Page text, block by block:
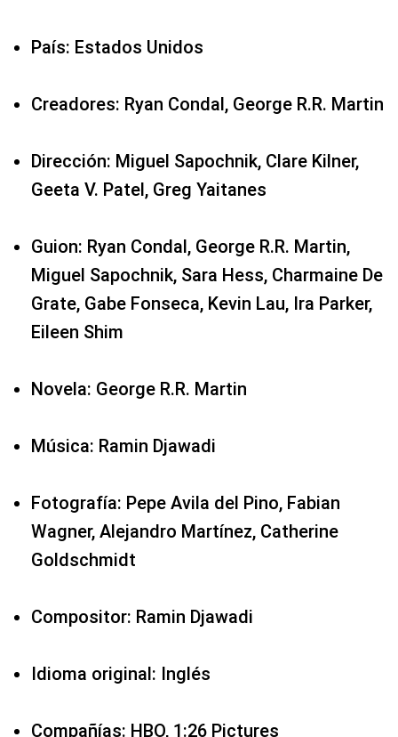
País: Estados Unidos
Creadores: Ryan Condal, George R.R. Martin
Dirección: Miguel Sapochnik, Clare Kilner,
Geeta V. Patel, Greg Yaitanes
Guion: Ryan Condal, George R.R. Martin,
Miguel Sapochnik, Sara Hess, Charmaine De
Grate, Gabe Fonseca, Kevin Lau, Ira Parker,
Eileen Shim
Novela: George R.R. Martin
Música: Ramin Djawadi
Fotografía: Pepe Avila del Pino, Fabian
Wagner, Alejandro Martínez, Catherine
Goldschmidt
Compositor: Ramin Djawadi
Idioma original: Inglés
Compañías: HBO, 1:26 Pictures